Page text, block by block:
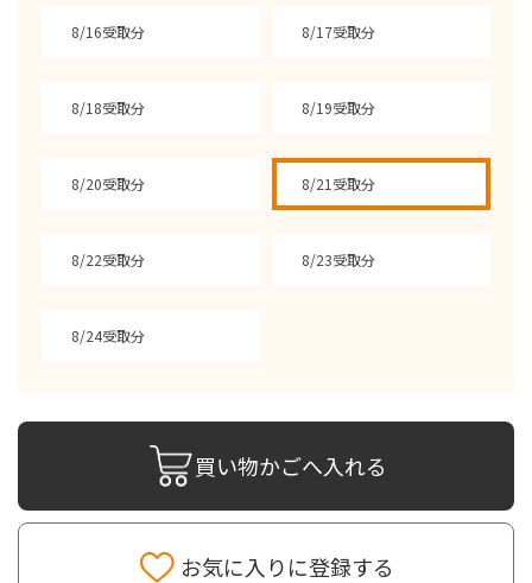
8/16受取分 8/17受取分
8/18受取分 8/19受取分
8/20受取分 8/21受取分
8/22受取分 8/23受取分
8/24受取分
買い物かごへ入れる
お気に入りに登録する